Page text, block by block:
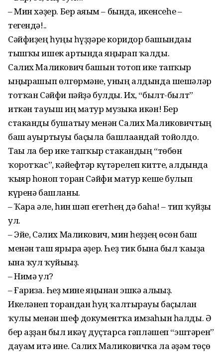
– Мин хәҙер. Бер аяғым – бында, икенсеһе –
тегендә!..
Сәйфиҙең һуңғы һүҙҙәре коридор башындағы
тышҡы ишек артында яңғырап ҡалды.
Салих Маликович башын тотоп ике тапҡыр
ыңғырашып өлгөрмәне, уның алдында шешәләр
тотҡан Сәйфи пәйҙә булды. Их, “былт-былт”
иткән тауыш иң матур музыка икән! Бер
стаканды бушатыу менән Салих Маликовичтың
баш ауыртыуы баҫыла башлағандай тойолдо.
Тағы ла бер ике тапҡыр стакандың “төбөн
ҡоротҡас”, кәйефтәр күтәрелеп китте, алдында
ҡыяр һоноп торған Сәйфи матур кеше булып
күренә башланы.
– Ҡара әле, һин шәп егетһең дә баһа! – тип ҡуйҙы
ул.
– Эйе, Сәлих Маликович, мин һеҙҙең өсөн баш
менән таш ярырға әҙер. Һеҙ тик бына был ҡағыҙға
ғына ҡул ҡуйығыҙ.
– Нимә ул?
– Ғариза. Һеҙ мине яңынан эшкә алығыҙ.
Икеләнеп торғандан һуң ҡалтырауы баҫылған
ҡулы менән шеф документҡа имзаһын һалды. Ә
бер аҙҙан был икәү дуҫтарса гәпләшеп “эштәрен”
дауам итә ине. Салих Маликовичҡа ла әҙәм төҫө